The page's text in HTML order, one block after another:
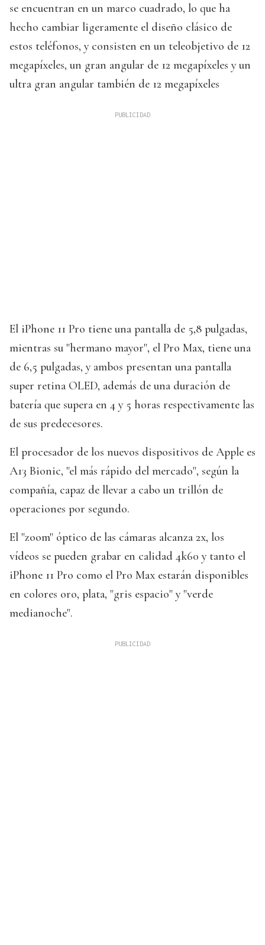
se encuentran en un marco cuadrado, lo que ha
hecho cambiar ligeramente el diseño clásico de
estos teléfonos, y consisten en un teleobjetivo de 12
megapíxeles, un gran angular de 12 megapíxeles y un
ultra gran angular también de 12 megapíxeles
El iPhone 11 Pro tiene una pantalla de 5,8 pulgadas,
mientras su "hermano mayor", el Pro Max, tiene una
de 6,5 pulgadas, y ambos presentan una pantalla
super retina OLED, además de una duración de
batería que supera en 4 y 5 horas respectivamente las
de sus predecesores.
El procesador de los nuevos dispositivos de Apple es
A13 Bionic, "el más rápido del mercado", según la
compañía, capaz de llevar a cabo un trillón de
operaciones por segundo.
El "zoom" óptico de las cámaras alcanza 2x, los
vídeos se pueden grabar en calidad 4k60 y tanto el
iPhone 11 Pro como el Pro Max estarán disponibles
en colores oro, plata, "gris espacio" y "verde
medianoche".